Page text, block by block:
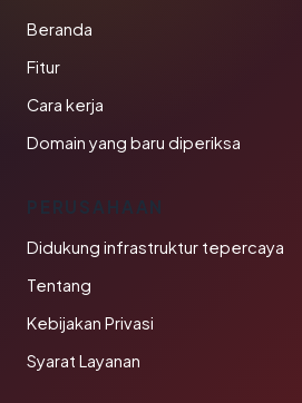
Beranda
Fitur
Cara kerja
Domain yang baru diperiksa
PERUSAHAAN
Didukung infrastruktur tepercaya
Tentang
Kebijakan Privasi
Syarat Layanan